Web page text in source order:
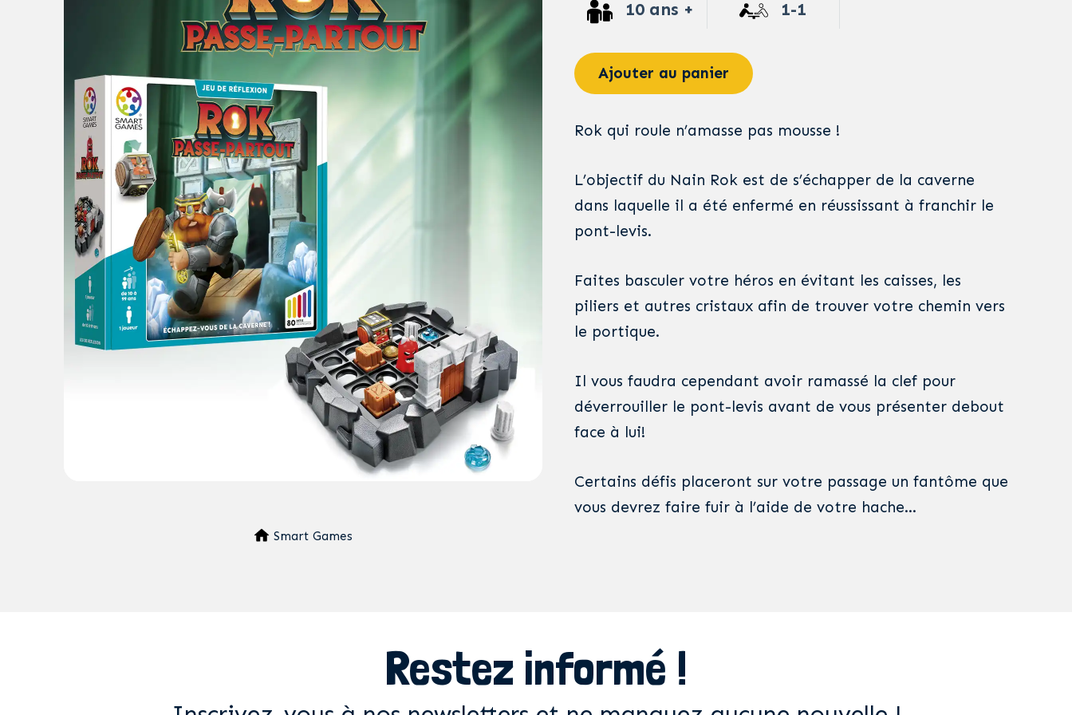
Smart Games
10 ans + 1-1
Ajouter au panier
Rok qui roule n’amasse pas mousse !
L’objectif du Nain Rok est de s’échapper de la caverne
dans laquelle il a été enfermé en réussissant à franchir le
pont-levis.
Faites basculer votre héros en évitant les caisses, les
piliers et autres cristaux afin de trouver votre chemin vers
le portique.
Il vous faudra cependant avoir ramassé la clef pour
déverrouiller le pont-levis avant de vous présenter debout
face à lui!
Certains défis placeront sur votre passage un fantôme que
vous devrez faire fuir à l’aide de votre hache…
Restez informé !